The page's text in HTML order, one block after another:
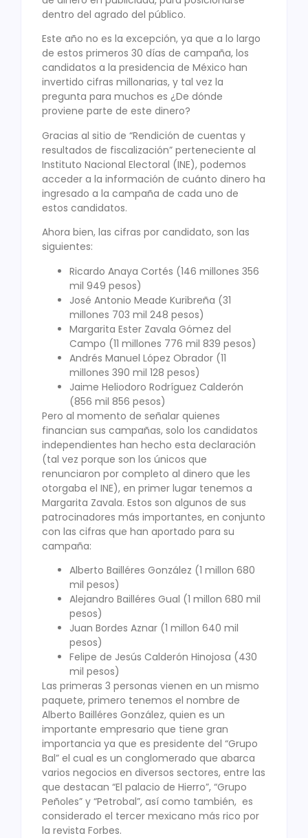
dentro del agrado del público.
Este año no es la excepción, ya que a lo largo
de estos primeros 30 días de campaña, los
candidatos a la presidencia de México han
invertido cifras millonarias, y tal vez la
pregunta para muchos es ¿De dónde
proviene parte de este dinero?
Gracias al sitio de “Rendición de cuentas y
resultados de fiscalización” perteneciente al
Instituto Nacional Electoral (INE), podemos
acceder a la información de cuánto dinero ha
ingresado a la campaña de cada uno de
estos candidatos.
Ahora bien, las cifras por candidato, son las
siguientes:
Ricardo Anaya Cortés (146 millones 356
mil 949 pesos)
José Antonio Meade Kuribreña (31
millones 703 mil 248 pesos)
Margarita Ester Zavala Gómez del
Campo (11 millones 776 mil 839 pesos)
Andrés Manuel López Obrador (11
millones 390 mil 128 pesos)
Jaime Heliodoro Rodríguez Calderón
(856 mil 856 pesos)
Pero al momento de señalar quienes
financian sus campañas, solo los candidatos
independientes han hecho esta declaración
(tal vez porque son los únicos que
renunciaron por completo al dinero que les
otorgaba el INE), en primer lugar tenemos a
Margarita Zavala. Estos son algunos de sus
patrocinadores más importantes, en conjunto
con las cifras que han aportado para su
campaña:
Alberto Bailléres González (1 millon 680
mil pesos)
Alejandro Bailléres Gual (1 millon 680 mil
pesos)
Juan Bordes Aznar (1 millon 640 mil
pesos)
Felipe de Jesús Calderón Hinojosa (430
mil pesos)
Las primeras 3 personas vienen en un mismo
paquete, primero tenemos el nombre de
Alberto Bailléres González, quien es un
importante empresario que tiene gran
importancia ya que es presidente del “Grupo
Bal” el cual es un conglomerado que abarca
varios negocios en diversos sectores, entre las
que destacan “El palacio de Hierro”, “Grupo
Peñoles” y “Petrobal”, así como también, es
considerado el tercer mexicano más rico por
la revista Forbes.